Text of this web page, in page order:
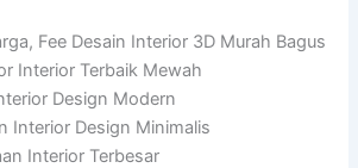
Fee Desain Interior 3D Murah Bagus
Interior Terbaik Mewah
Design Modern
Interior Design Minimalis
Interior Terbesar